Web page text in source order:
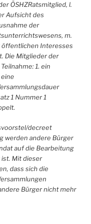
ÖSHZRatsmitglied, l.
Aufsicht des
der
m.
öffentlichen Interesses
Die Mitglieder der
1. ein
1 Nummer 1
decreet
werden andere Bürger
auf die Bearbeitung
Mit dieser
dass sich die
Bürger nicht mehr